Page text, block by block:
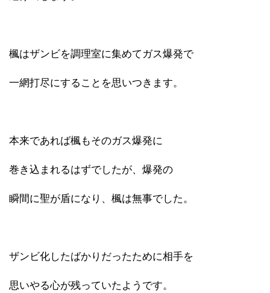
楓はザンビを調理室に集めてガス爆発で
一網打尽にすることを思いつきます。
本来であれば楓もそのガス爆発に
巻き込まれるはずでしたが、爆発の
瞬間に聖が盾になり、楓は無事でした。
ザンビ化したばかりだったために相手を
思いやる心が残っていたようです。